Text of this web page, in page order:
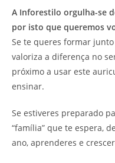
A Inforestilo orgulha-se
por isto que queremos
Se te queres formar
valoriza a diferença no
próximo a usar este
ensinar.
Se estiveres preparado
“família” que te espera,
ano, aprenderes e